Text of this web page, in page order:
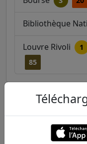
Bibliothèque
Louvre Rivoli 1
85